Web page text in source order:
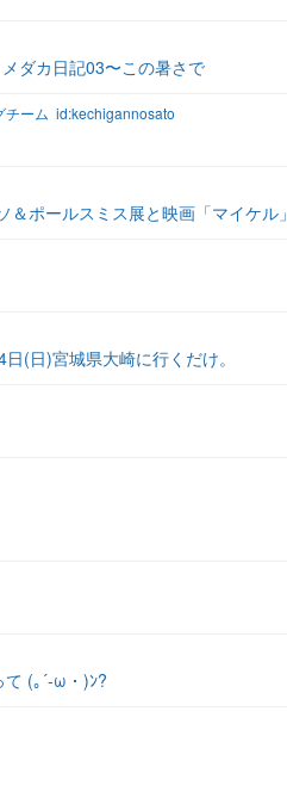
メダカ日記03〜この暑さで
チーム id:kechigannosato
＆ポールスミス展と映画「マイケル」
(日)宮城県大崎に行くだけ。
(｡´-ω・)ﾝ?